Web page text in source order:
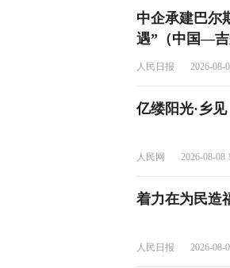
中企承建巴
遇”（中国—吉
人民日报 2026-08-
亿缕阳光·乡
人民网 2026-08-08
着力在为民造
人民日报 2026-08-